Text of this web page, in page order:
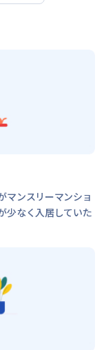
マンスリーマンショ
少なく入居していた